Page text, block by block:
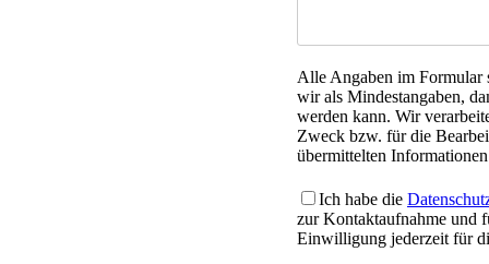
Alle Angaben im Formular
wir als Mindestangaben,
werden kann. Wir
Zweck bzw. für die
übermittelten
Ich habe die
zur Kontaktaufnahme und
Einwilligung jederzeit für